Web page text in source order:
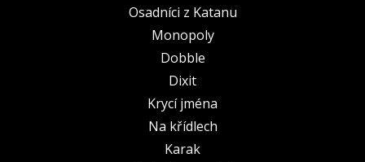
Osadníci z Katanu
Monopoly
Dobble
Dixit
Krycí jména
Na křídlech
Karak